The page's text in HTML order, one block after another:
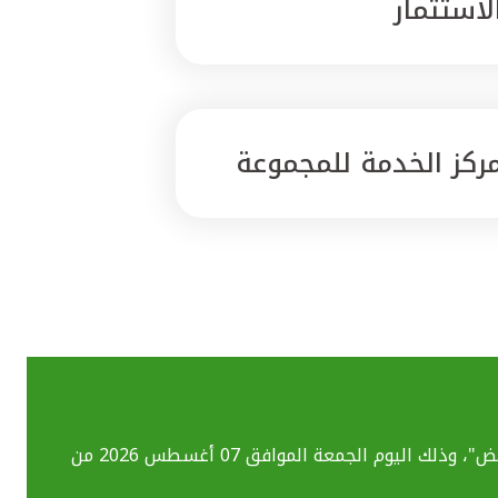
الخدمة للمجموعة
بسبب تحديث الأنظمة التقنية قد تواجهكم بعض الصعوبات في استخدام خدماتنا المصرفية الإلكترونية بما فيهم خدمة "ومض"، وذلك اليوم الجمعة الموافق 07 أغسطس 2026 من